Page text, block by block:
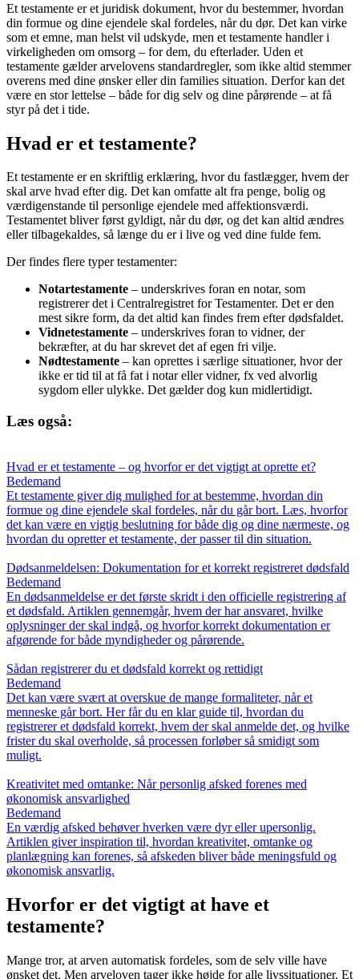
Et testamente er et juridisk dokument, hvor du bestemmer, hvordan
din formue og dine ejendele skal fordeles, når du dør. Det kan virke
som et emne, man helst vil udskyde, men et testamente handler i
virkeligheden om omsorg – for dem, du efterlader. Uden et
testamente gælder arvelovens standardregler, som ikke altid stemmer
overens med dine ønsker eller din families situation. Derfor kan det
være en stor lettelse – både for dig selv og dine pårørende – at få
styr på det i tide.
Hvad er et testamente?
Et testamente er en skriftlig erklæring, hvor du fastlægger, hvem der
skal arve hvad efter dig. Det kan omfatte alt fra penge, bolig og
værdigenstande til personlige ejendele med affektionsværdi.
Testamentet bliver først gyldigt, når du dør, og det kan altid ændres
eller tilbagekaldes, så længe du er i live og ved dine fulde fem.
Der findes flere typer testamenter:
Notartestamente – underskrives foran en notar, som
registrerer det i Centralregistret for Testamenter. Det er den
mest sikre form, da det altid kan findes frem efter dødsfaldet.
Vidnetestamente – underskrives foran to vidner, der
bekræfter, at du har skrevet det af egen fri vilje.
Nødtestamente – kan oprettes i særlige situationer, hvor der
ikke er tid til at få fat i notar eller vidner, fx ved alvorlig
sygdom eller ulykke. Det gælder dog kun midlertidigt.
Læs også:
Hvad er et testamente – og hvorfor er det vigtigt at oprette et?
Bedemand
Et testamente giver dig mulighed for at bestemme, hvordan din
formue og dine ejendele skal fordeles, når du går bort. Læs, hvorfor
det kan være en vigtig beslutning for både dig og dine nærmeste, og
hvordan du opretter et testamente, der passer til din situation.
Dødsanmeldelsen: Dokumentation for et korrekt registreret dødsfald
Bedemand
En dødsanmeldelse er det første skridt i den officielle registrering af
et dødsfald. Artiklen gennemgår, hvem der har ansvaret, hvilke
oplysninger der skal indgå, og hvorfor korrekt dokumentation er
afgørende for både myndigheder og pårørende.
Sådan registrerer du et dødsfald korrekt og rettidigt
Bedemand
Det kan være svært at overskue de mange formaliteter, når et
menneske går bort. Her får du en klar guide til, hvordan du
registrerer et dødsfald korrekt, hvem der skal anmelde det, og hvilke
frister du skal overholde, så processen forløber så smidigt som
muligt.
Kreativitet med omtanke: Når personlig afsked forenes med
økonomisk ansvarlighed
Bedemand
En værdig afsked behøver hverken være dyr eller upersonlig.
Artiklen giver inspiration til, hvordan kreativitet, omtanke og
planlægning kan forenes, så afskeden bliver både meningsfuld og
økonomisk ansvarlig.
Hvorfor er det vigtigt at have et
testamente?
Mange tror, at arven automatisk fordeles, som de selv ville have
ønsket det. Men arveloven tager ikke højde for alle livssituationer. Et